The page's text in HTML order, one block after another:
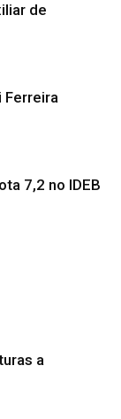
de
Ferreira
7,2 no IDEB
a